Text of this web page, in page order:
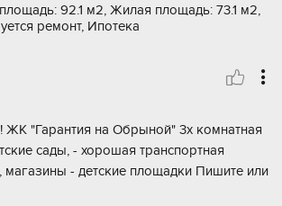
92.1 м2, Жилая площадь: 73.1 м2,
ремонт, Ипотека
"Гарантия на Обрыной" 3х комнатная
сады, - хорошая транспортная
магазины - детские площадки Пишите или